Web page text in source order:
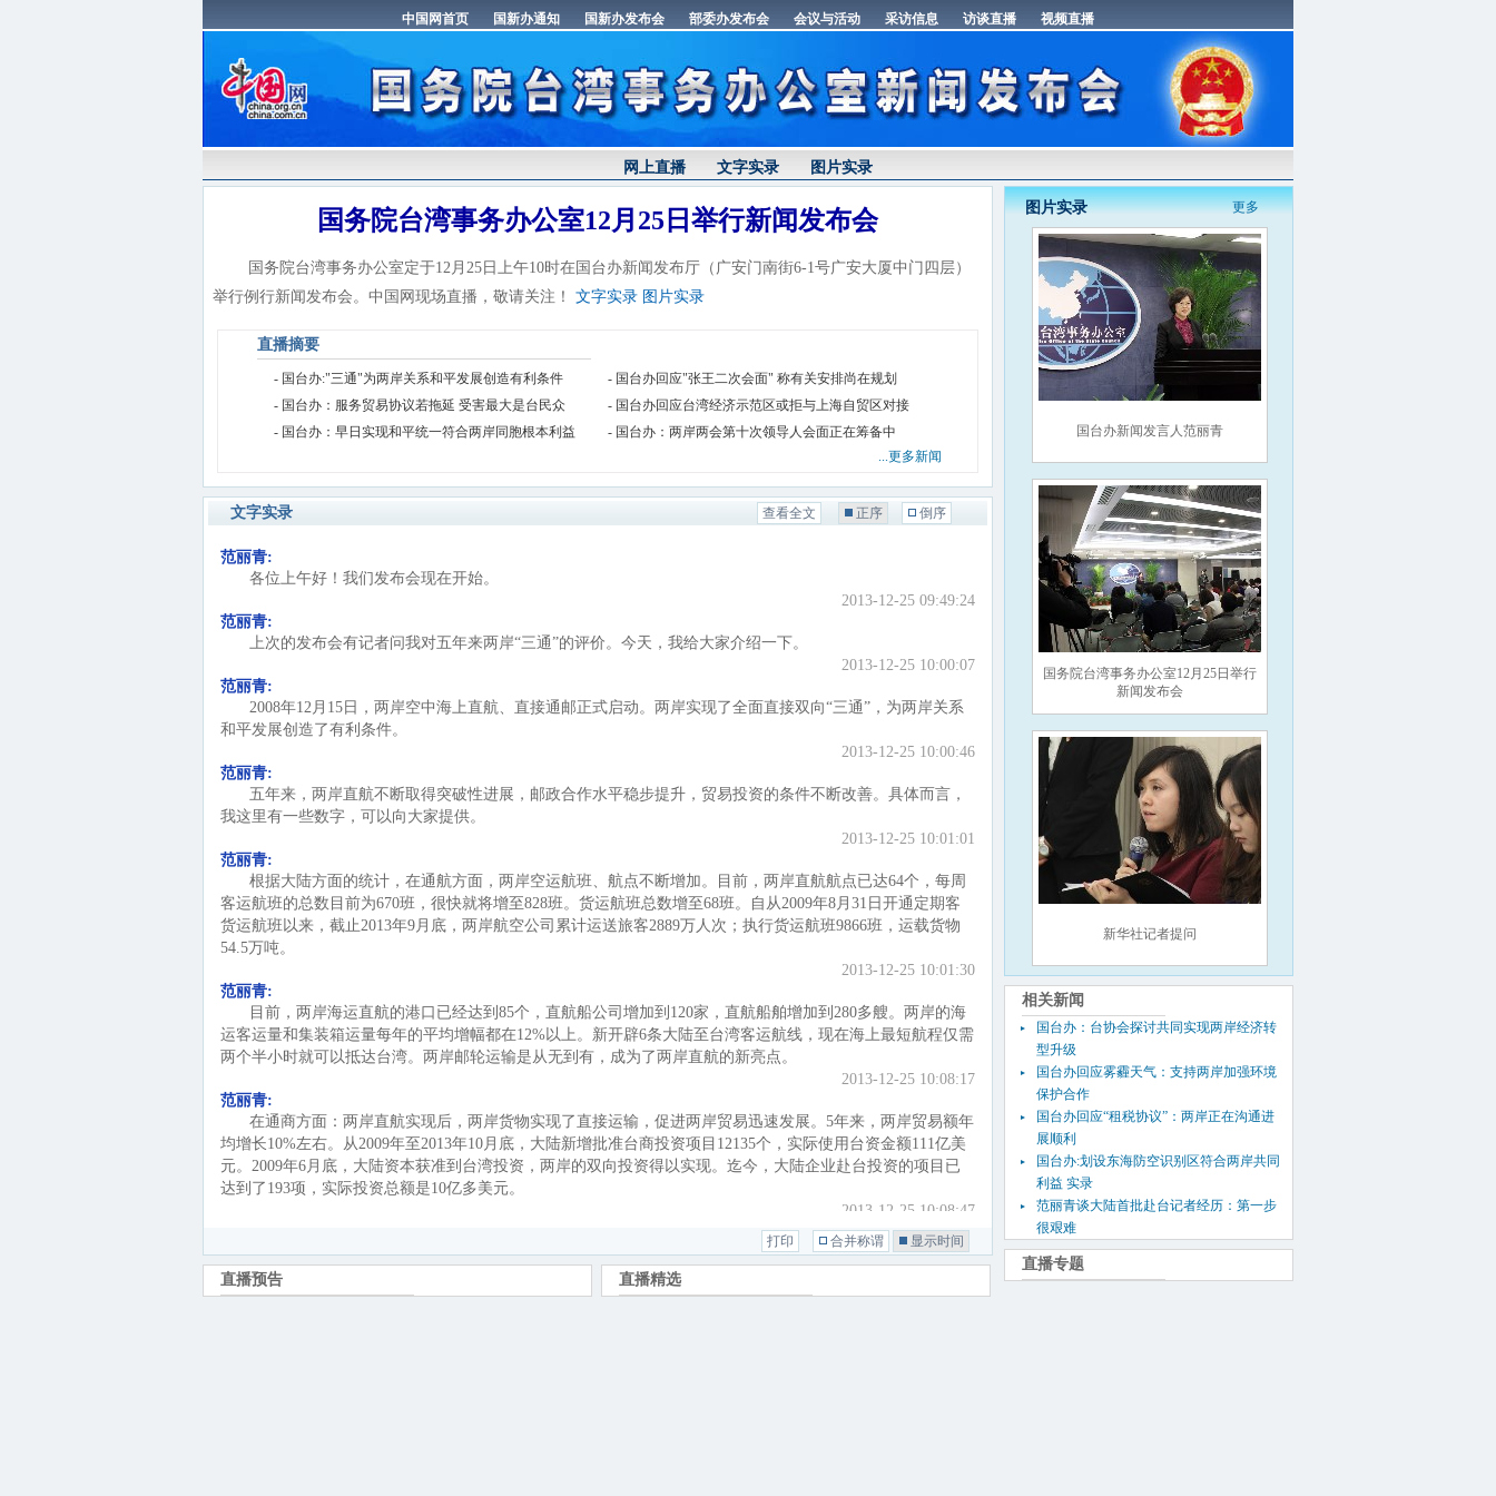
网上直播 文字实录 图片实录
国务院台湾事务办公室12月25日举行新闻发布会
国务院台湾事务办公室定于12月25日上午10时在国台办新闻发布厅（广安门南街6-1号广安大厦中门四层）
举行例行新闻发布会。中国网现场直播，敬请关注！ 文字实录 图片实录
直播摘要
- 国台办:"三通"为两岸关系和平发展创造有利条件
- 国台办回应"张王二次会面" 称有关安排尚在规划
- 国台办：服务贸易协议若拖延 受害最大是台民众
- 国台办回应台湾经济示范区或拒与上海自贸区对接
- 国台办：早日实现和平统一符合两岸同胞根本利益
- 国台办：两岸两会第十次领导人会面正在筹备中
...更多新闻
图片实录 更多
国台办新闻发言人范丽青
国务院台湾事务办公室12月25日举行
新闻发布会
新华社记者提问
台湾东森电视记者提问
相关新闻
国台办：台协会探讨共同实现两岸经济转
型升级
国台办回应雾霾天气：支持两岸加强环境
保护合作
国台办回应“租税协议”：两岸正在沟通进
展顺利
国台办:划设东海防空识别区符合两岸共同
利益 实录
范丽青谈大陆首批赴台记者经历：第一步
很艰难
文字实录 查看全文 正序 倒序
范丽青:
各位上午好！我们发布会现在开始。
2013-12-25 09:49:24
范丽青:
上次的发布会有记者问我对五年来两岸“三通”的评价。今天，我给大家介绍一下。
2013-12-25 10:00:07
范丽青:
2008年12月15日，两岸空中海上直航、直接通邮正式启动。两岸实现了全面直接双向“三通”，为两岸关系
和平发展创造了有利条件。
2013-12-25 10:00:46
范丽青:
五年来，两岸直航不断取得突破性进展，邮政合作水平稳步提升，贸易投资的条件不断改善。具体而言，
我这里有一些数字，可以向大家提供。
2013-12-25 10:01:01
范丽青:
根据大陆方面的统计，在通航方面，两岸空运航班、航点不断增加。目前，两岸直航航点已达64个，每周
客运航班的总数目前为670班，很快就将增至828班。货运航班总数增至68班。自从2009年8月31日开通定期客
货运航班以来，截止2013年9月底，两岸航空公司累计运送旅客2889万人次；执行货运航班9866班，运载货物
54.5万吨。
2013-12-25 10:01:30
范丽青:
目前，两岸海运直航的港口已经达到85个，直航船公司增加到120家，直航船舶增加到280多艘。两岸的海
运客运量和集装箱运量每年的平均增幅都在12%以上。新开辟6条大陆至台湾客运航线，现在海上最短航程仅需
两个半小时就可以抵达台湾。两岸邮轮运输是从无到有，成为了两岸直航的新亮点。
2013-12-25 10:08:17
范丽青:
在通商方面：两岸直航实现后，两岸货物实现了直接运输，促进两岸贸易迅速发展。5年来，两岸贸易额年
均增长10%左右。从2009年至2013年10月底，大陆新增批准台商投资项目12135个，实际使用台资金额111亿美
元。2009年6月底，大陆资本获准到台湾投资，两岸的双向投资得以实现。迄今，大陆企业赴台投资的项目已
达到了193项，实际投资总额是10亿多美元。
2013-12-25 10:08:47
通邮方面：两岸函件、包裹、快递、汇兑业务都运行顺畅，稳步发展。
范丽青:
打印 合并称谓 显示时间